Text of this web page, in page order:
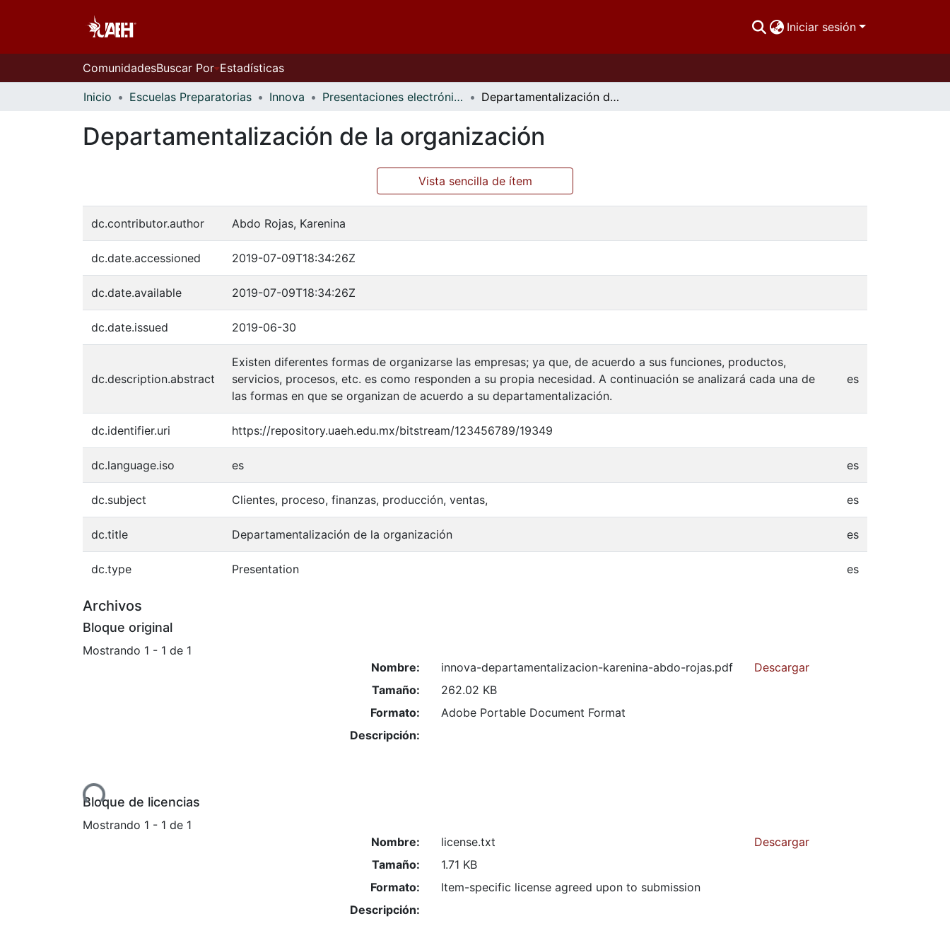
Iniciar sesión
ComunidadesBuscar Por Estadísticas
Inicio Escuelas Preparatorias Innova Presentaciones electrónicas Departamentalización de la organización
Departamentalización de la organización
Vista sencilla de ítem
dc.contributor.author Abdo Rojas, Karenina
dc.date.accessioned 2019-07-09T18:34:26Z
dc.date.available 2019-07-09T18:34:26Z
dc.date.issued 2019-06-30
dc.description.abstract
Existen diferentes formas de organizarse las empresas; ya que, de acuerdo a sus funciones, productos,
servicios, procesos, etc. es como responden a su propia necesidad. A continuación se analizará cada una de
las formas en que se organizan de acuerdo a su departamentalización.
es
dc.identifier.uri https://repository.uaeh.edu.mx/bitstream/123456789/19349
dc.language.iso es es
dc.subject Clientes, proceso, finanzas, producción, ventas, es
dc.title Departamentalización de la organización es
dc.type Presentation es
Archivos
Bloque original
Mostrando 1 - 1 de 1
Cargando...
Nombre:
innova-departamentalizacion-karenina-abdo-rojas.pdf
Tamaño:
262.02 KB
Formato:
Adobe Portable Document Format
Descripción:
Descargar
Bloque de licencias
Mostrando 1 - 1 de 1
Nombre:
license.txt
Tamaño:
1.71 KB
Formato:
Item-specific license agreed upon to submission
Descripción:
Descargar